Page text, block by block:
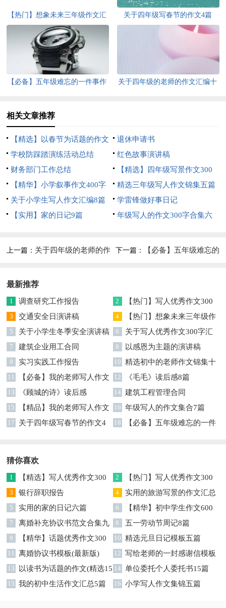
【热门】想象未来三年级作文汇
编7篇
关于四年级写春节的作文4篇
【必备】五年级难忘的一件事作
关于四年级的老师的作文汇编十
相关文章推荐
【精选】以春节为话题的作文
锦集8篇
退休申请书
学校防踩踏演练活动总结
红色故事演讲稿
财务部门工作总结
【精选】四年级写景作文300
字集合五篇
【精华】小学叙事作文400字
集锦九篇
精选三年级写人作文锦集五篇
关于小学生写人作文汇编8篇
学雷锋做好事日记
【实用】家的日记9篇
年级写人的作文300字合集六
上一篇： 关于四年级的老师的作 下一篇： 【必备】五年级难忘的
最新推荐
1 调查研究工作报告 2
【热门】写人优秀作文300
字集合7篇
3 交通安全日演讲稿 4
【热门】想象未来三年级作
文汇编7篇
5 关于小学生冬季安全演讲稿 6
关于写人优秀作文300字汇
编六篇
7 建筑企业用工合同 8 以感恩为主题的演讲稿
9 实习实践工作报告 10 精选初中的老师作文锦集十
篇
11
【必备】我的老师写人作文
集合八篇
12 《毛毛》读后感8篇
13 《顾城的诗》读后感 14 建筑工程管理合同
15
【精品】我的老师写人作文
集合5篇
16 年级写人的作文集合7篇
17
关于四年级写春节的作文4
18
【必备】五年级难忘的一件
猜你喜欢
1
【精选】写人优秀作文300
字集锦八篇
2
【热门】写人优秀作文300
字汇总8篇
3 银行辞职报告 4
实用的旅游写景的作文汇总
九篇
5 实用的家的日记六篇 6
【精华】初中学生作文600
字集合十篇
7
离婚补充协议书范文合集九
篇
8 五一劳动节周记8篇
9
【精华】话题优秀作文300
字集合9篇
10 精选元旦日记模板五篇
11 离婚协议书模板(最新版) 12 写给老师的一封感谢信模板
汇编9篇
13
以读书为话题的作文(精选15
篇)
14 单位委托个人委托书15篇
15 我的初中生活作文汇总5篇 16 小学写人作文集锦五篇